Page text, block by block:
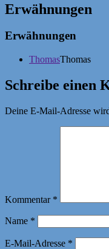
Erwähnungen
Erwähnungen
ThomasThomas
Schreibe einen
Deine E-Mail-Adresse
Kommentar *
Name *
E-Mail-Adresse *